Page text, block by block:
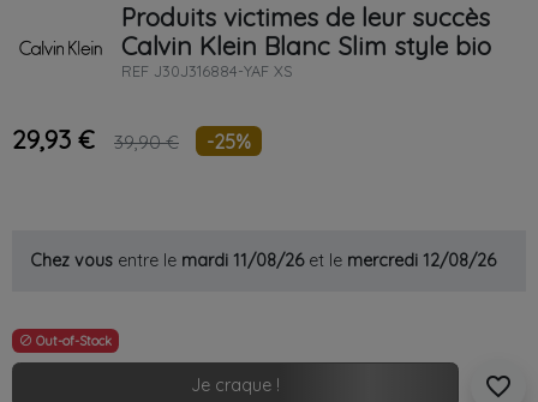
Produits victimes de leur succès
Calvin Klein Blanc Slim style bio
REF J30J316884-YAF XS
29,93 € 39,90 € -25%
Chez vous entre le mardi 11/08/26et le mercredi 12/08/26
 Out-of-Stock
Je craque ! favorite_border